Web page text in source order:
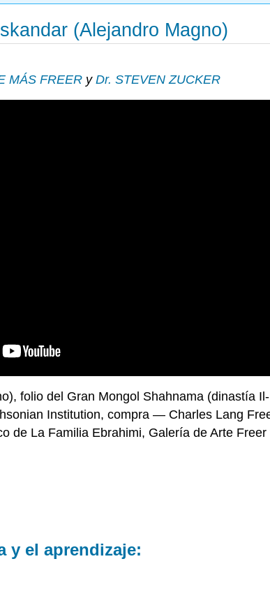
(Alejandro Magno)
MÁS FREER y Dr. STEVEN ZUCKER
folio del Gran Mongol Shahnama (dinastía
Institution, compra — Charles Lang
de La Familia Ebrahimi, Galería de Arte
y el aprendizaje: